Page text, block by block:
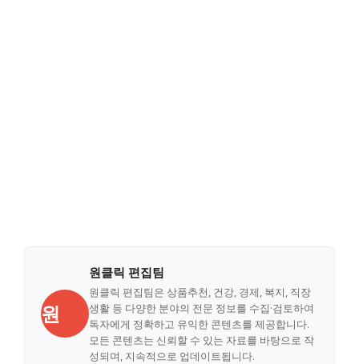
원
원클릭 편집팀
원클릭 편집팀은 상품추천, 건강, 경제, 복지, 직장
생활 등 다양한 분야의 전문 정보를 수집·검토하여
독자에게 정확하고 유익한 콘텐츠를 제공합니다.
모든 콘텐츠는 신뢰할 수 있는 자료를 바탕으로 작
성되며, 지속적으로 업데이트됩니다.